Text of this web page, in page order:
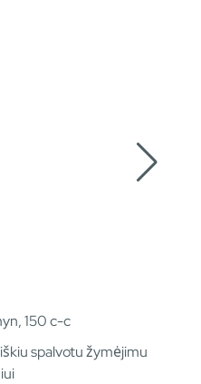
150 c-c
spalvotu žymėjimu